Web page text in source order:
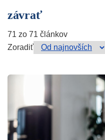
závrať
71 zo 71 článkov
Zoradiť